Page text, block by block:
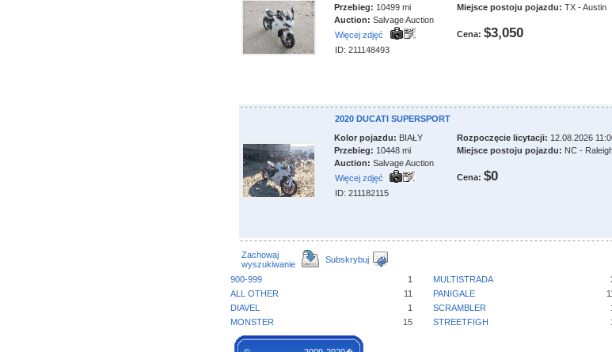
Przebieg: 10499 mi
Auction: Salvage Auction
Więcej zdjęć
ID: 211148493
Miejsce postoju pojazdu: TX - Austin
Cena: $3,050
2020 DUCATI SUPERSPORT
Kolor pojazdu: BIAŁY
Przebieg: 10448 mi
Auction: Salvage Auction
Więcej zdjęć
ID: 211182115
Rozpoczęcie licytacji: 12.08.2026
Miejsce postoju pojazdu: NC -
Cena: $0
Zachowaj
wyszukiwanie
Subskrybuj
900-999 1 MULTISTRADA
ALL OTHER
11 PANIGALE
DIAVEL
1 SCRAMBLER
MONSTER
15 STREETFIGH